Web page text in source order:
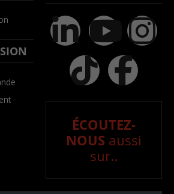
ÉCOUTEZ-
NOUS aussi
sur..